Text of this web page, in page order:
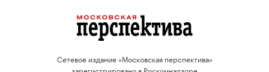
Сетевое издание «Московская перспектива»